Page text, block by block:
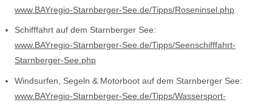
www.BAYregio-Starnberger-See.de/Tipps/Roseninsel.php
Schifffahrt auf dem Starnberger See:
www.BAYregio-Starnberger-See.de/Tipps/Seenschifffahrt-
Starnberger-See.php
Windsurfen, Segeln & Motorboot auf dem Starnberger See:
www.BAYregio-Starnberger-See.de/Tipps/Wassersport-